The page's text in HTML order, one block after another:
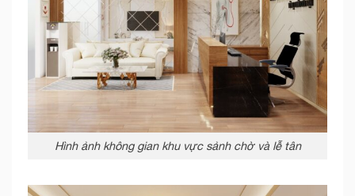
Hình ảnh không gian khu vực sảnh chờ và lễ tân